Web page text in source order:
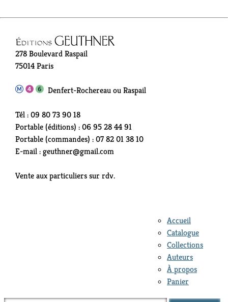
278 Boulevard Raspail
75014 Paris
Denfert-Rochereau ou Raspail
Tél : 09 80 73 90 18
Portable (éditions) : 06 95 28 44 91
Portable (commandes) : 07 82 01 38 10
E-mail : geuthner@gmail.com
Vente aux particuliers sur rdv.
Accueil
Catalogue
Collections
Auteurs
À propos
Panier